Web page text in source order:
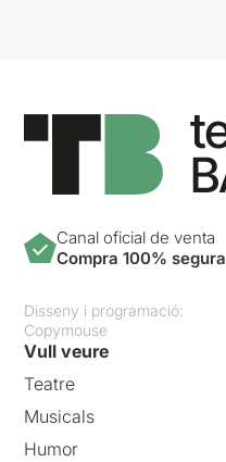
Canal oficial de venta
Compra 100% segura
Disseny i programació:
Copymouse
Vull veure
Teatre
Musicals
Humor